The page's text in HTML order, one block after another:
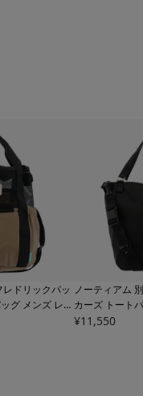
ドリックパッ
グ メンズ レデ
NAUGHT
ノーティアム
カーズ トート
ス
¥11,550